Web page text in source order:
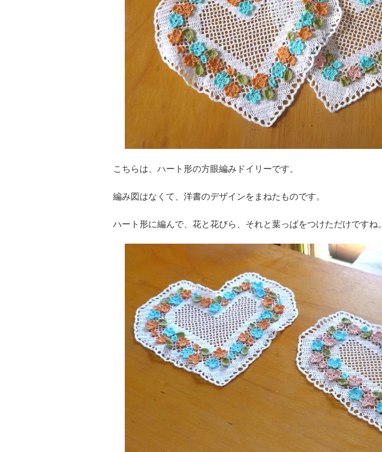
こちらは、ハート形の方眼編みドイリーです。
編み図はなくて、洋書のデザインをまねたものです。
ハート形に編んで、花と花びら、それと葉っぱをつけただけですね。